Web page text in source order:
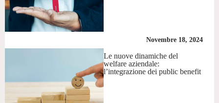
Novembre 18, 2024
Le nuove dinamiche del
welfare aziendale:
l’integrazione dei public benefit